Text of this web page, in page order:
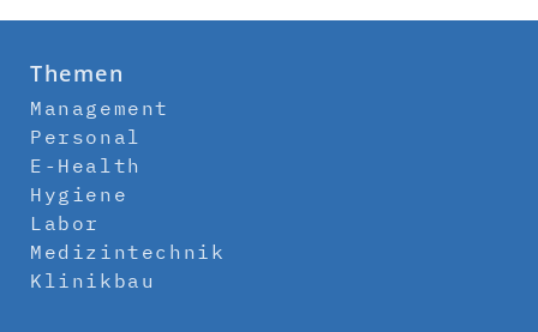
Themen
Management
Personal
E-Health
Hygiene
Labor
Medizintechnik
Klinikbau